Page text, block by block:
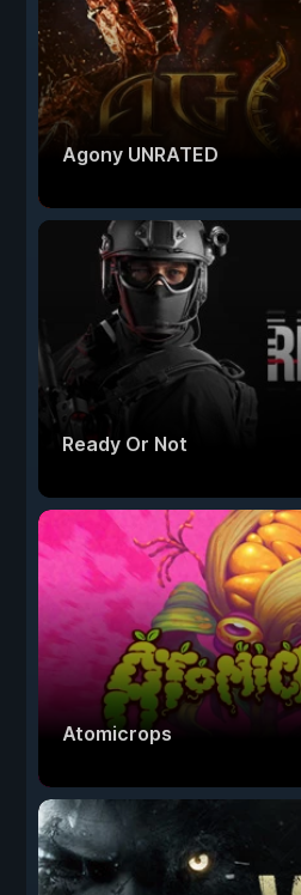
Agony UNRATED
Ready Or Not
Atomicrops